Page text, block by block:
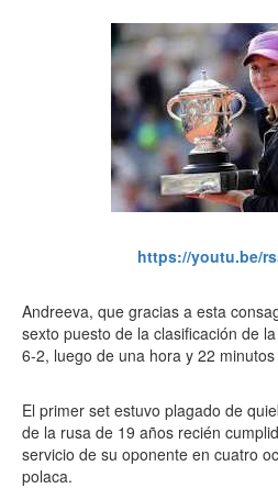
https://youtu.be/
Andreeva, que gracias a esta
sexto puesto de la clasificación de
6-2, luego de una hora y 22
El primer set estuvo plagado de
de la rusa de 19 años recién
servicio de su oponente en cuatro
polaca.